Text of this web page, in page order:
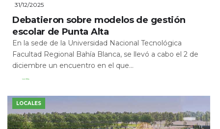
31/12/2025
Debatieron sobre modelos de gestión
escolar de Punta Alta
En la sede de la Universidad Nacional Tecnológica
Facultad Regional Bahía Blanca, se llevó a cabo el 2 de
diciembre un encuentro en el que...
Leer Más
LOCALES